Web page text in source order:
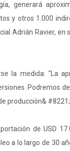
generará
y otros 1.000
Adrián Ravier,
la medida: “La
Podremos
producción&
de USD
a lo largo de 30